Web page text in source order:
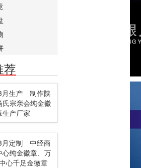
荐
月生产 制作陕
氏宗亲会纯金徽
生产厂家
月定制 中经商
心纯金徽章、万
心千足金徽章